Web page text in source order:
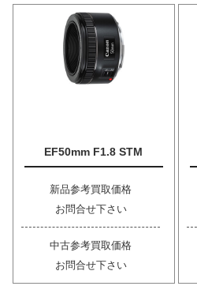
EF50mm F1.8 STM
新品参考買取価格
お問合せ下さい
中古参考買取価格
お問合せ下さい